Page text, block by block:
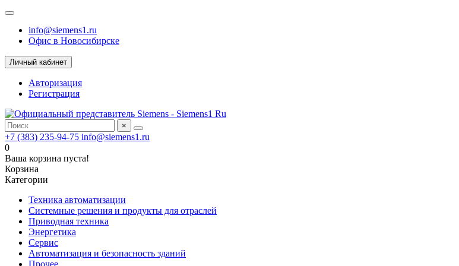
info@siemens1.ru
Офис в Новосибирске
Личный кабинет
Авторизация
Регистрация
×
+7 (383) 235-94-75 info@siemens1.ru
0
Ваша корзина пуста!
Корзина
Категории
Техника автоматизации
Системные решения и продукты для отраслей
Приводная техника
Энергетика
Сервис
Автоматизация и безопасность зданий
Прочее